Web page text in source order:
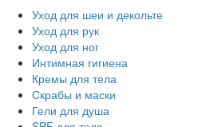
Уход для шеи и декольте
Уход для рук
Уход для ног
Интимная гигиена
Кремы для тела
Скрабы и маски
Гели для душа